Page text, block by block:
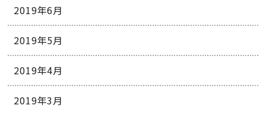
2019年6月
2019年5月
2019年4月
2019年3月